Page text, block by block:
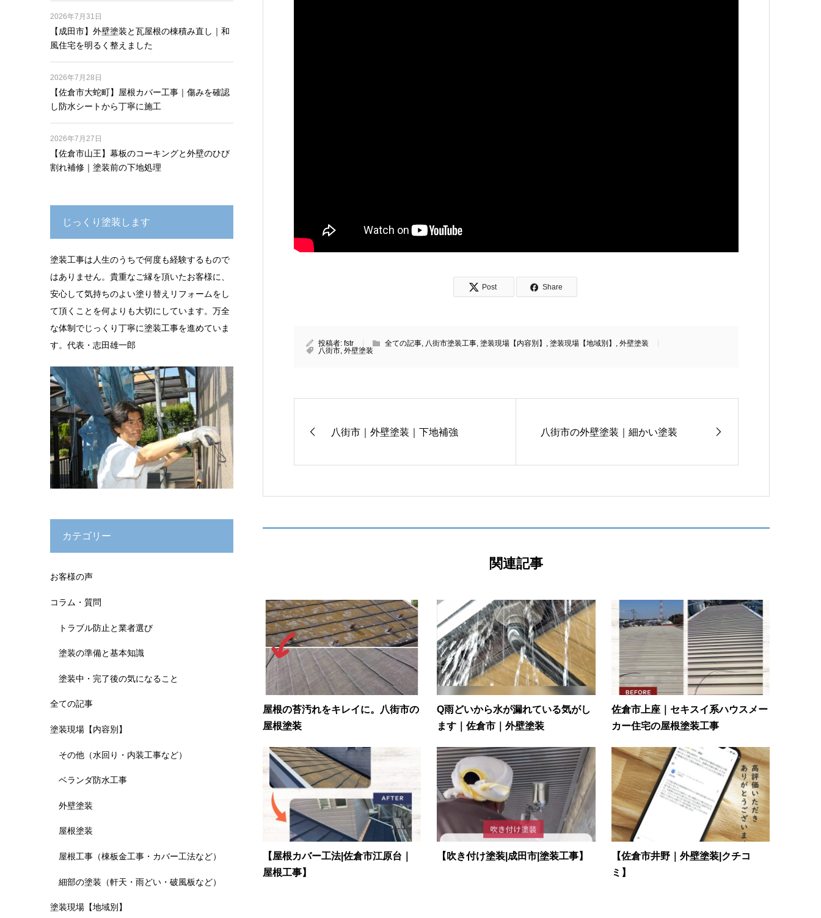
Post Share
投稿者: fstr 全ての記事, 八街市塗装工事, 塗装現場【内容別】 , 塗装現場【地域別】 , 外壁塗装
八街市, 外壁塗装
八街市｜外壁塗装｜下地補強 八街市の外壁塗装｜細かい塗装
関連記事
屋根の苔汚れをキレイに。八街市の
屋根塗装
Q雨どいから水が漏れている気がし
ます｜佐倉市｜外壁塗装
佐倉市上座｜セキスイ系ハウスメー
カー住宅の屋根塗装工事
【屋根カバー工法|佐倉市江原台｜
屋根工事】
【吹き付け塗装|成田市|塗装工事】
【佐倉市井野｜外壁塗装|クチコ
ミ】
【成田市】外壁塗装と瓦屋根の棟積み直し｜和
風住宅を明るく整えました
2026年7月31日
【佐倉市大蛇町】屋根カバー工事｜傷みを確認
し防水シートから丁寧に施工
2026年7月28日
【佐倉市山王】幕板のコーキングと外壁のひび
割れ補修｜塗装前の下地処理
2026年7月27日
じっくり塗装します
塗装工事は人生のうちで何度も経験するもので
はありません。貴重なご縁を頂いたお客様に、
安心して気持ちのよい塗り替えリフォームをし
て頂くことを何よりも大切にしています。万全
な体制でじっくり丁寧に塗装工事を進めていま
す。代表・志田雄一郎
カテゴリー
お客様の声
コラム・質問
トラブル防止と業者選び
塗装の準備と基本知識
塗装中・完了後の気になること
全ての記事
塗装現場【内容別】
その他（水回り・内装工事など）
ベランダ防水工事
外壁塗装
屋根塗装
屋根工事（棟板金工事・カバー工法など）
細部の塗装（軒天・雨どい・破風板など）
塗装現場【地域別】